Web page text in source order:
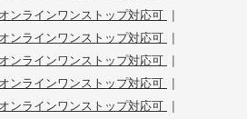
ンラインワンストップ対応可 |
ンラインワンストップ対応可 |
ンラインワンストップ対応可 |
ンラインワンストップ対応可 |
ンラインワンストップ対応可 |